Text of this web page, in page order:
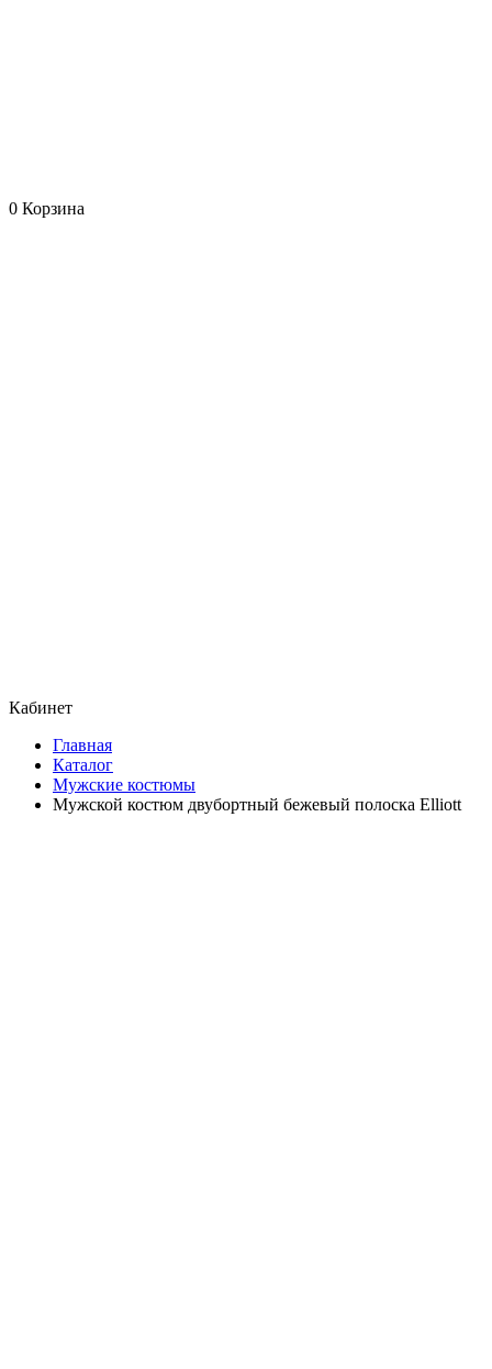
0 Корзина
Кабинет
Главная
Каталог
Мужские костюмы
Мужской костюм двубортный бежевый полоска Elliott